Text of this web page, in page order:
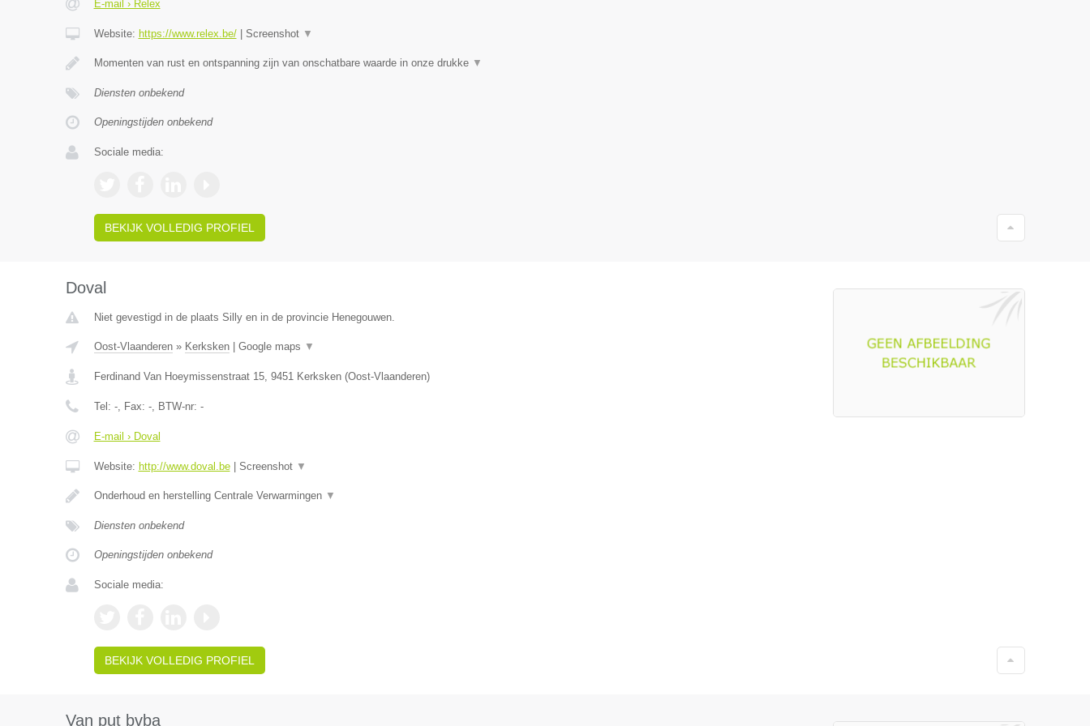
E-mail › Relex
Website: https://www.relex.be/| Screenshot ▼
Momenten van rust en ontspanning zijn van onschatbare waarde in onze drukke ▼
Diensten onbekend
Openingstijden onbekend
Sociale media:
BEKIJK VOLLEDIG PROFIEL
Doval
Niet gevestigd in de plaats Silly en in de provincie Henegouwen.
Oost-Vlaanderen» Kerksken| Google maps ▼
Ferdinand Van Hoeymissenstraat 15, 9451 Kerksken(Oost-Vlaanderen)
Tel: -, Fax: -, BTW-nr: -
E-mail › Doval
Website: http://www.doval.be| Screenshot ▼
Onderhoud en herstelling Centrale Verwarmingen ▼
Diensten onbekend
Openingstijden onbekend
Sociale media:
BEKIJK VOLLEDIG PROFIEL
Van put bvba